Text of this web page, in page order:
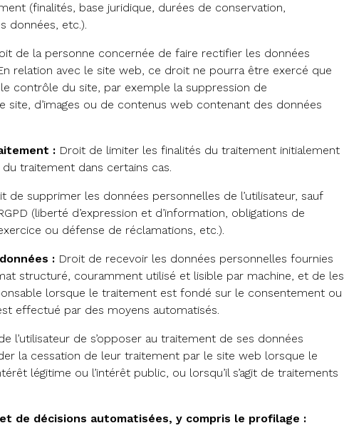
(finalités, base juridique, durées de conservation,
données, etc.).
de la personne concernée de faire rectifier les données
relation avec le site web, ce droit ne pourra être exercé que
contrôle du site, par exemple la suppression de
site, d’images ou de contenus web contenant des données
: Droit de limiter les finalités du traitement initialement
traitement dans certains cas.
de supprimer les données personnelles de l’utilisateur, sauf
(liberté d’expression et d’information, obligations de
ou défense de réclamations, etc.).
: Droit de recevoir les données personnelles fournies
structuré, couramment utilisé et lisible par machine, et de les
lorsque le traitement est fondé sur le consentement ou
effectué par des moyens automatisés.
l’utilisateur de s’opposer au traitement de ses données
la cessation de leur traitement par le site web lorsque le
légitime ou l’intérêt public, ou lorsqu’il s’agit de traitements
de décisions automatisées, y compris le profilage :